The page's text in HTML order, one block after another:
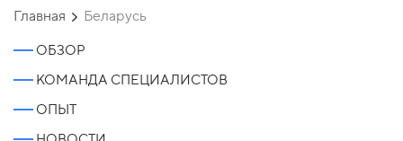
Главная Беларусь
ОБЗОР
КОМАНДА СПЕЦИАЛИСТОВ
ОПЫТ